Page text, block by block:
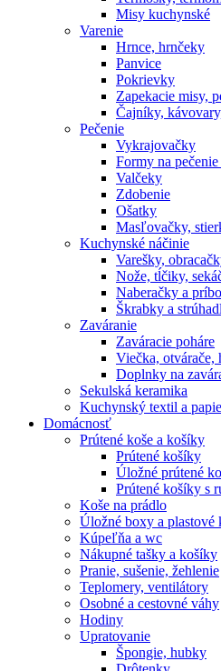
Misy kuchynské
Varenie
Hrnce, hrnčeky
Panvice
Pokrievky
Zapekacie misy,
Čajníky,
Pečenie
Vykrajovačky
Formy na
Valčeky
Zdobenie
Ošatky
Masľovačky,
Kuchynské náčinie
Varešky,
Nože, tĺčiky,
Naberačky a
Škrabky a
Zaváranie
Zaváracie poháre
Viečka, otvárače,
Doplnky na
Sekulská keramika
Kuchynský textil a
Domácnosť
Prútené koše a košíky
Prútené košíky
Úložné prútené
Prútené košíky s
Koše na prádlo
Úložné boxy a plastové
Kúpeľňa a wc
Nákupné tašky a košíky
Pranie, sušenie, žehlenie
Teplomery, ventilátory
Osobné a cestovné váhy
Hodiny
Upratovanie
Špongie, hubky